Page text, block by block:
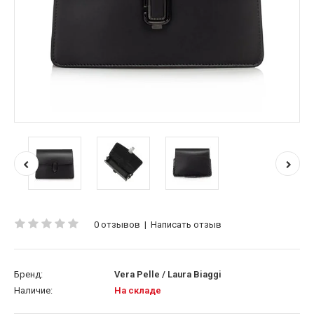
0 отзывов | Написать отзыв
Бренд:
Vera Pelle / Laura Biaggi
Наличие:
На складе